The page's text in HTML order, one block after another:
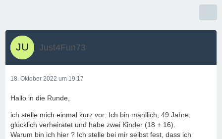
Just4Fun73
18. Oktober 2022 um 19:17
Hallo in die Runde,
ich stelle mich einmal kurz vor: Ich bin mänllich, 49 Jahre,
glücklich verheiratet und habe zwei Kinder (18 + 16).
Warum bin ich hier ? Ich stelle bei mir selbst fest, dass ich